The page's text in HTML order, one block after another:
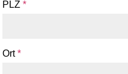
PLZ*
Ort*